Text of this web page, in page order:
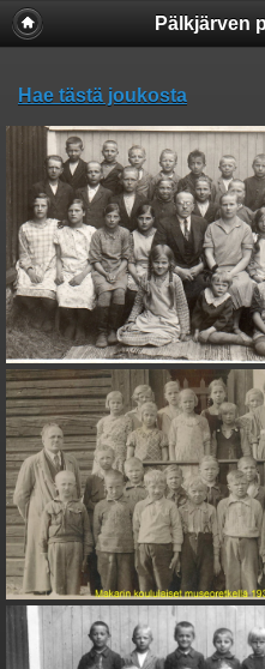
Pälkjärven
Hae tästä joukosta